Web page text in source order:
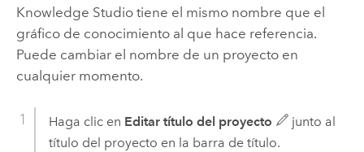
Knowledge Studiotiene el mismo nombre que el
gráfico de conocimiento al que hace referencia.
Puede cambiar el nombre de un proyecto en
cualquier momento.
Haga clic en Editar título del proyecto
junto al
título del proyecto en la barra de título.